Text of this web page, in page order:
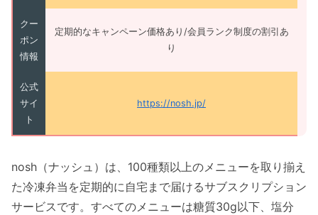
クー
ポン
情報
定期的なキャンペーン価格あり/会員ランク制度の割引あ
り
公式
サイ
ト
https://nosh.jp/
nosh（ナッシュ）は、100種類以上のメニューを取り揃え
た冷凍弁当を定期的に自宅まで届けるサブスクリプション
サービスです。すべてのメニューは糖質30g以下、塩分